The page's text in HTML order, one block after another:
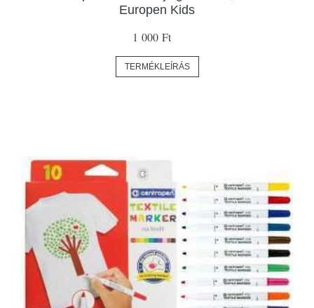
Europen Kids
1 000 Ft
TERMÉKLEÍRÁS